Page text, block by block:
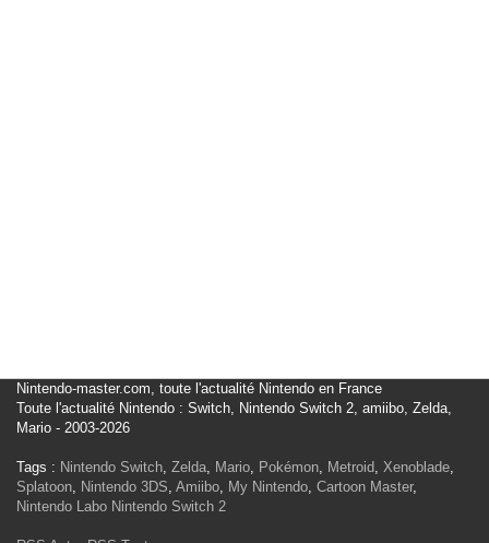
Nintendo-master.com, toute l'actualité Nintendo en France
Toute l'actualité Nintendo : Switch, Nintendo Switch 2, amiibo, Zelda,
Mario - 2003-2026
Tags : Nintendo Switch, Zelda, Mario, Pokémon, Metroid, Xenoblade,
Splatoon, Nintendo 3DS, Amiibo, My Nintendo, Cartoon Master,
Nintendo Labo Nintendo Switch 2